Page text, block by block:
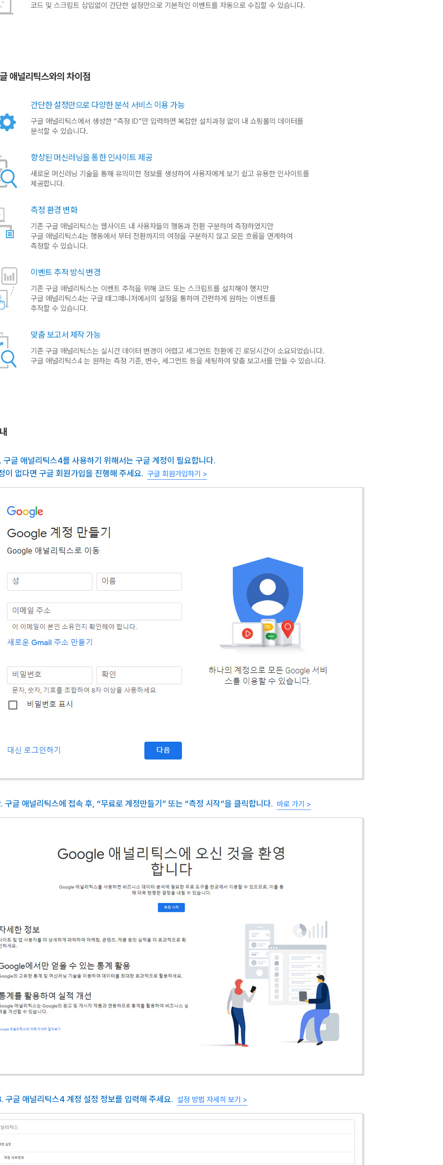
코드 및 스크립트 삽입없이 간단한 설정만으로 기본적인 이벤트를 자동으로 수집할 수 있습니다.
애널리틱스와의 차이점
간단한 설정만으로 다양한 분석 서비스 이용 가능
구글 애널리틱스에서 생성한 “측정 ID”만 입력하면 복잡한 설치과정 없이 내 쇼핑몰의 데이터를
분석할 수 있습니다.
향상된 머신러닝을 통한 인사이트 제공
새로운 머신러닝 기술을 통해 유의미한 정보를 생성하여 사용자에게 보기 쉽고 유용한 인사이트를
제공합니다.
측정 환경 변화
기존 구글 애널리틱스는 웹사이트 내 사용자들의 행동과 전환 구분하여 측정하였지만
구글 애널리틱스4는 행동에서 부터 전환까지의 여정을 구분하지 않고 모든 흐름을 연계하여
측정할 수 있습니다.
이벤트 추적 방식 변경
기존 구글 애널리틱스는 이벤트 추적을 위해 코드 또는 스크립트를 설치해야 했지만
구글 애널리틱스4는 구글 태그매니저에서의 설정을 통하여 간편하게 원하는 이벤트를
추적할 수 있습니다.
맞춤 보고서 제작 가능
기존 구글 애널리틱스는 실시간 데이터 변경이 어렵고 세그먼트 전환에 긴 로딩시간이 소요되었습니다.
구글 애널리틱스4 는 원하는 측정 기준, 변수, 세그먼트 등을 세팅하여 맞춤 보고서를 만들 수 있습니다.
구글 애널리틱스4를 사용하기 위해서는 구글 계정이 필요합니다.
이 없다면 구글 회원가입을 진행해 주세요. 구글 회원가입하기 >
구글 애널리틱스에 접속 후, “무료로 계정만들기” 또는 “측정 시작”을 클릭합니다. 바로 가기 >
구글 애널리틱스4 계정 설정 정보를 입력해 주세요. 설정 방법 자세히 보기 >